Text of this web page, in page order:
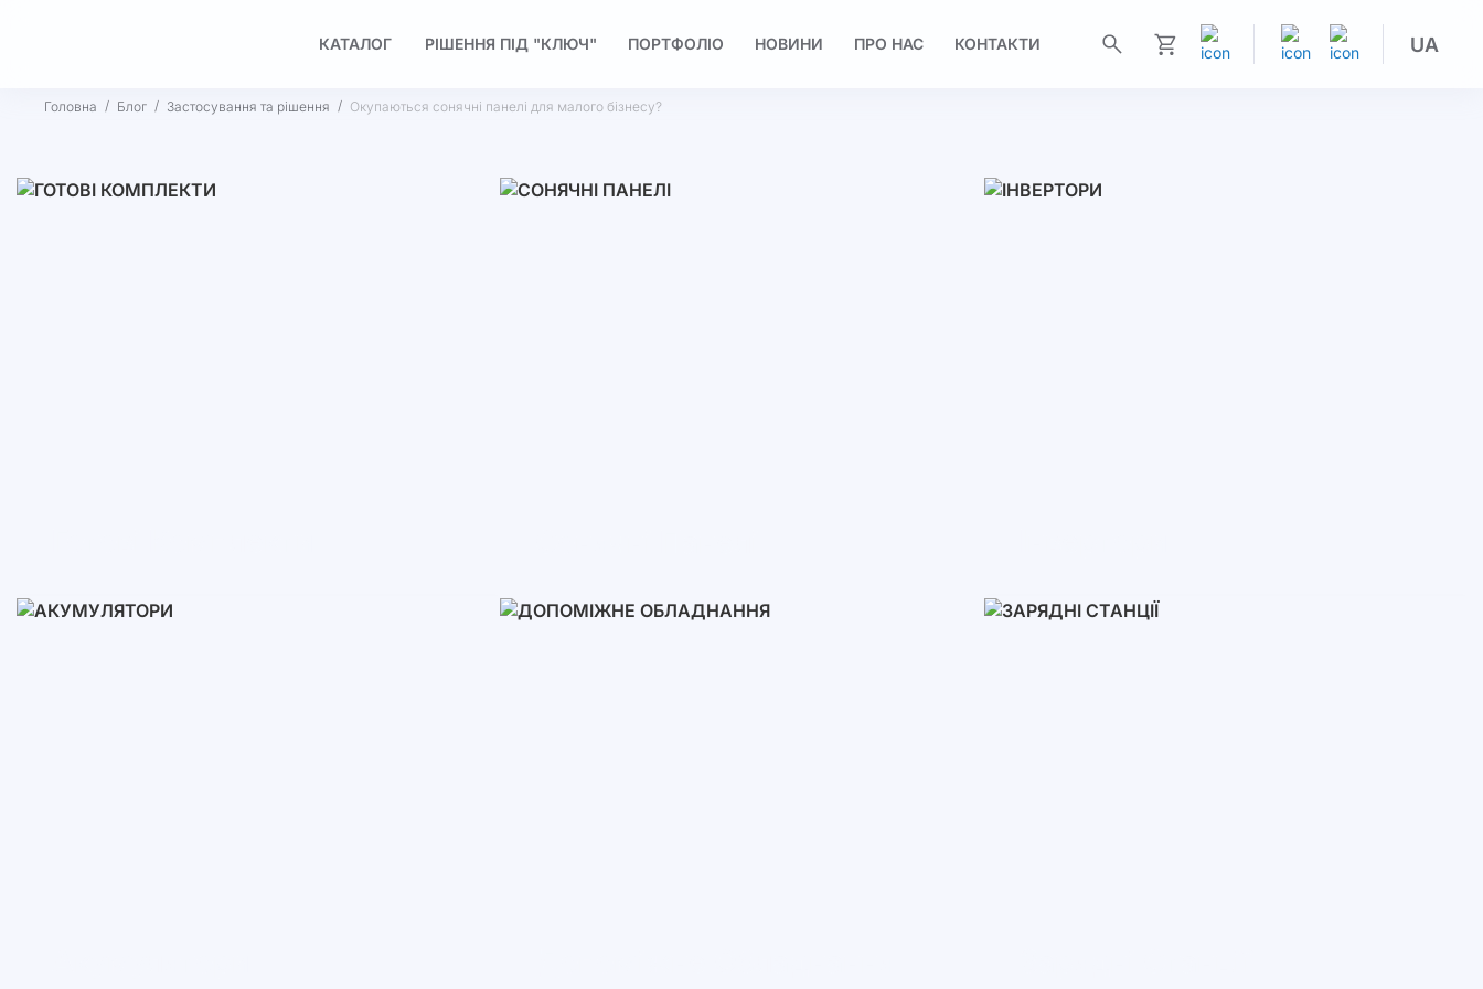
КАТАЛОГ РІШЕННЯ ПІД "КЛЮЧ" ПОРТФОЛІО НОВИНИ ПРО НАС
КОНТАКТИ
UA
Головна Блог Застосування та рішення Окупаються сонячні панелі для малого бізнесу?
3-10 кВт Однофазні